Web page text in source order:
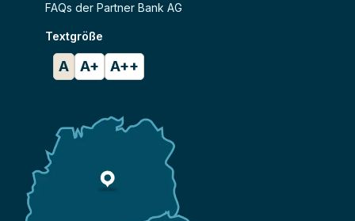
FAQs der Partner Bank AG
Textgröße
A A+ A++